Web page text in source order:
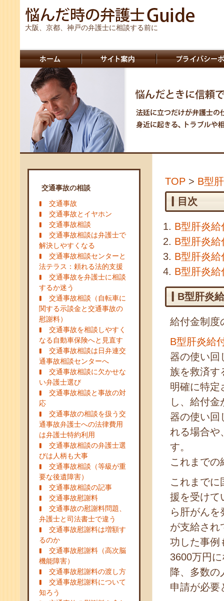
大阪、京都、神戸の弁護士に相談する前に
交通事故の相談
交通事故
交通事故とイヤホン
交通事故相談
交通事故相談は弁護士で
解決しやすくなる
交通事故相談センターと
法テラス：頼れる法的支援
交通事故を弁護士に相談
するか迷う
交通事故相談（自転車に
関する示談金と交通事故の
慰謝料）
交通事故を相談しやすく
なる自動車保険へと見直す
交通事故相談は日弁連交
通事故相談センターへ
交通事故相談に欠かせな
い弁護士選び
交通事故相談と事故の対
応
交通事故の相談を扱う交
通事故弁護士への法律費用
は弁護士特約利用
交通事故相談の弁護士選
びは人柄も大事
交通事故相談（等級が重
要な後遺障害）
交通事故相談の記事
交通事故慰謝料
交通事故の慰謝料問題、
弁護士と司法書士で違う
交通事故慰謝料は増額す
るのか
交通事故慰謝料（高次脳
機能障害）
交通事故慰謝料の渡し方
交通事故慰謝料について
知ろう
TOP > B型
目次
B型肝炎
B型肝炎
B型肝炎
B型肝炎
B型肝炎
給付金制度
B型肝炎給
器の使い回
族を救済す
明確に特定
し、給付
器の使い回
れる場合や
す。
これまでの
これまでに
援を受けて
ら肝がん
が支給され
功した事例
3600万円
降、多数の
申請が必要